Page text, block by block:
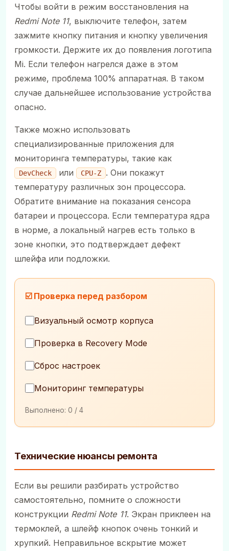
Чтобы войти в режим восстановления на
Redmi Note 11, выключите телефон, затем
зажмите кнопку питания и кнопку увеличения
громкости. Держите их до появления логотипа
Mi. Если телефон нагрелся даже в этом
режиме, проблема 100% аппаратная. В таком
случае дальнейшее использование устройства
опасно.
Также можно использовать
специализированные приложения для
мониторинга температуры, такие как
DevCheck или CPU-Z
. Они покажут
температуру различных зон процессора.
Обратите внимание на показания сенсора
батареи и процессора. Если температура ядра
в норме, а локальный нагрев есть только в
зоне кнопки, это подтверждает дефект
шлейфа или подложки.
☑️ Проверка перед разбором
Визуальный осмотр корпуса
Проверка в Recovery Mode
Сброс настроек
Мониторинг температуры
Выполнено: 0 / 4
Технические нюансы ремонта
Если вы решили разбирать устройство
самостоятельно, помните о сложности
конструкции Redmi Note 11. Экран приклеен на
термоклей, а шлейф кнопок очень тонкий и
хрупкий. Неправильное вскрытие может